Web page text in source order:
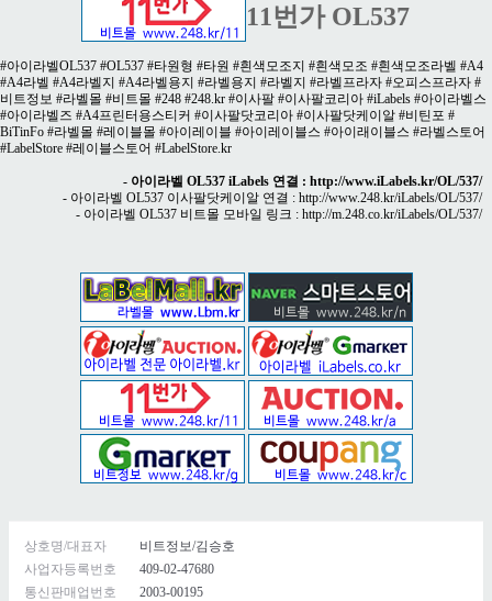
11번가 OL537
#아이라벨OL537 #OL537 #타원형 #타원 #흰색모조지 #흰색모조 #흰색모조라벨 #A4
#A4라벨 #A4라벨지 #A4라벨용지 #라벨용지 #라벨지 #라벨프라자 #오피스프라자 #
비트정보 #라벨몰 #비트몰 #248 #248.kr #이사팔 #이사팔코리아 #iLabels #아이라벨스
#아이라벨즈 #A4프린터용스티커 #이사팔닷코리아 #이사팔닷케이알 #비틴포 #
BiTinFo #라벨몰 #레이블몰 #아이레이블 #아이레이블스 #아이래이블스 #라벨스토어
#LabelStore #레이블스토어 #LabelStore.kr
- 아이라벨 OL537 iLabels 연결 : http://www.iLabels.kr/OL/537/
- 아이라벨 OL537 이사팔닷케이알 연결 : http://www.248.kr/iLabels/OL/537/
- 아이라벨 OL537 비트몰 모바일 링크 : http://m.248.co.kr/iLabels/OL/537/
상호명/대표자
비트정보/김승호
사업자등록번호
409-02-47680
통신판매업번호
2003-00195